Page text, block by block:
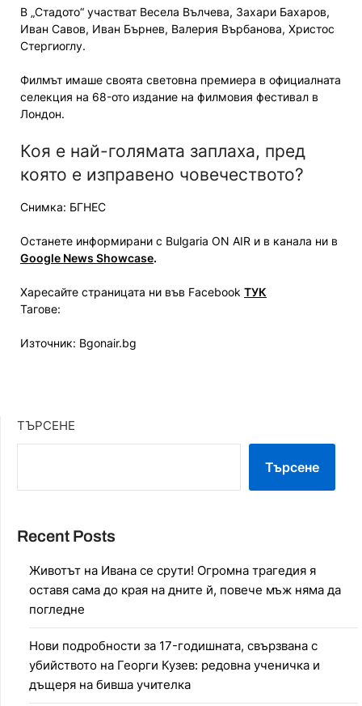
В „Стадото“ участват Весела Вълчева, Захари Бахаров,
Иван Савов, Иван Бърнев, Валерия Върбанова, Христос
Стергиоглу.
Филмът имаше своята световна премиера в официалната
селекция на 68-ото издание на филмовия фестивал в
Лондон.
Коя е най-голямата заплаха, пред
която е изправено човечеството?
Снимка: БГНЕС
Останете информирани с Bulgaria ON AIR и в канала ни в
Google News Showcase.
Харесайте страницата ни във Facebook ТУК
Тагове:
Източник: Bgonair.bg
ТЪРСЕНЕ
Търсене
Recent Posts
Животът на Ивана се срути! Огромна трагедия я
оставя сама до края на дните й, повече мъж няма да
погледне
Нови подробности за 17-годишната, свързвана с
убийството на Георги Кузев: редовна ученичка и
дъщеря на бивша учителка